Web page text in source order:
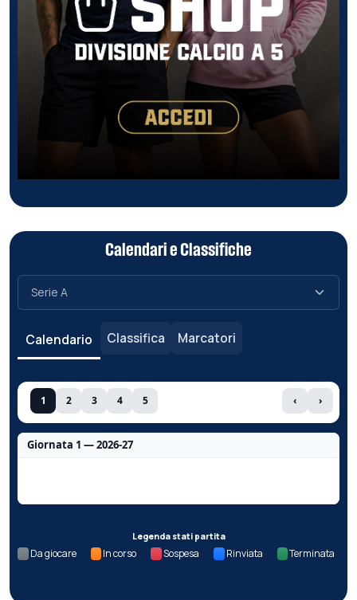
Calendari e Classifiche
Calendario Classifica Marcatori
1 2 3 4 5 ‹ ›
Giornata 1 — 2026-27
Legenda stati partita
Da giocare In corso Sospesa Rinviata Terminata